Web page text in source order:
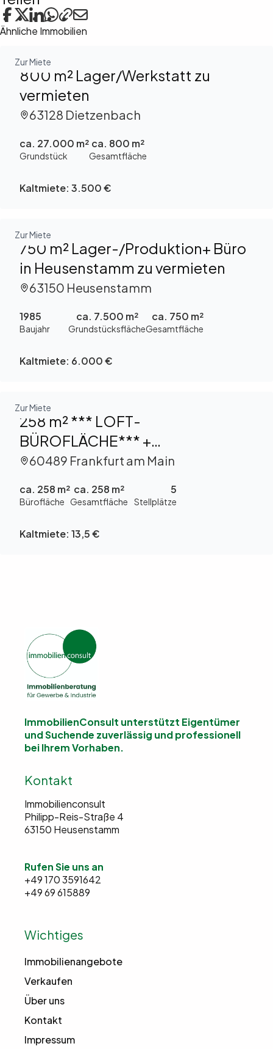
Ähnliche Immobilien
Zur Miete
800 m² Lager/Werkstatt zu
vermieten
63128 Dietzenbach
ca. 27.000 m²
Grundstück
ca. 800 m²
Gesamtfläche
Kaltmiete: 3.500 €
Zur Miete
750 m² Lager-/Produktion+ Büro
in Heusenstamm zu vermieten
63150 Heusenstamm
1985
Baujahr
ca. 7.500 m²
Grundstücksfläche
ca. 750 m²
Gesamtfläche
Kaltmiete: 6.000 €
Zur Miete
258 m² *** LOFT-
BÜROFLÄCHE*** +
PROVISIONSFREI ZU VERMIETEN
60489 Frankfurt am Main
ca. 258 m²
Bürofläche
ca. 258 m²
Gesamtfläche
5
Stellplätze
Kaltmiete: 13,5 €
Kontakt
Immobilienconsult
Philipp-Reis-Straße 4
63150 Heusenstamm
Rufen Sie uns an
+49 170 3591642
+49 69 615889
ImmobilienConsult unterstützt Eigentümer
und Suchende zuverlässig und professionell
bei Ihrem Vorhaben.
Wichtiges
Immobilienangebote
Verkaufen
Über uns
Kontakt
Impressum